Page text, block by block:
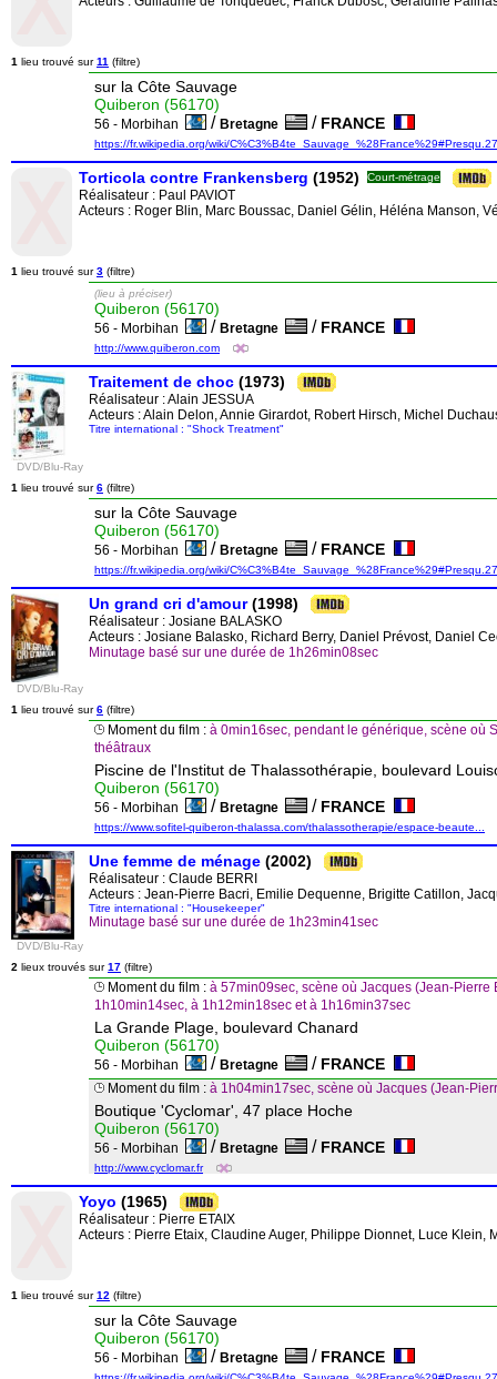
1 lieu trouvé sur11 (filtre)
sur la Côte Sauvage
Quiberon (56170)
56 - Morbihan / Bretagne / FRANCE
https://fr.wikipedia.org/wiki/
Torticola contre Frankensberg (1952) Court-métrage
Réalisateur : Paul PAVIOT
Acteurs : Roger Blin, Marc Boussac, Daniel Gélin, Héléna Manson,
1 lieu trouvé sur3 (filtre)
(lieu à préciser)
Quiberon (56170)
56 - Morbihan / Bretagne / FRANCE
http://www.quiberon.com
DVD/Blu-Ray
Traitement de choc (1973)
Réalisateur :Alain JESSUA
Acteurs : Alain Delon, Annie Girardot, Robert Hirsch, Michel
Titre international : "Shock Treatment"
1 lieu trouvé sur6 (filtre)
sur la Côte Sauvage
Quiberon (56170)
56 - Morbihan / Bretagne / FRANCE
https://fr.wikipedia.org/wiki/
DVD/Blu-Ray
Un grand cri d'amour(1998)
Réalisateur : Josiane BALASKO
Acteurs : Josiane Balasko, Richard Berry, Daniel Prévost, Daniel
Minutage basé sur une durée de 1h26min08sec
1 lieu trouvé sur6 (filtre)
Moment du film : à 0min16sec, pendant le générique, scène où
théâtraux
Piscine de l'Institut de Thalassothérapie, boulevard
Quiberon (56170)
56 - Morbihan / Bretagne / FRANCE
https://www.sofitel-quiberon-thalassa.com/thalassotherapie/espace-beaute...
DVD/Blu-Ray
Une femme de ménage (2002)
Réalisateur : Claude BERRI
Acteurs : Jean-Pierre Bacri, Emilie Dequenne, Brigitte Catillon,
Titre international : "Housekeeper"
Minutage basé sur une durée de 1h23min41sec
2 lieux trouvés sur17 (filtre)
Moment du film : à 57min09sec, scène où Jacques (Jean-
1h10min14sec, à 1h12min18sec et à 1h16min37sec
La Grande Plage, boulevard Chanard
Quiberon (56170)
56 - Morbihan / Bretagne / FRANCE
Moment du film : à 1h04min17sec, scène où Jacques (Jean-
Boutique 'Cyclomar', 47 place Hoche
Quiberon (56170)
56 - Morbihan / Bretagne / FRANCE
http://www.cyclomar.fr
Yoyo (1965)
Réalisateur : Pierre ETAIX
Acteurs : Pierre Etaix, Claudine Auger, Philippe Dionnet, Luce
1 lieu trouvé sur12 (filtre)
sur la Côte Sauvage
Quiberon (56170)
56 - Morbihan / Bretagne / FRANCE